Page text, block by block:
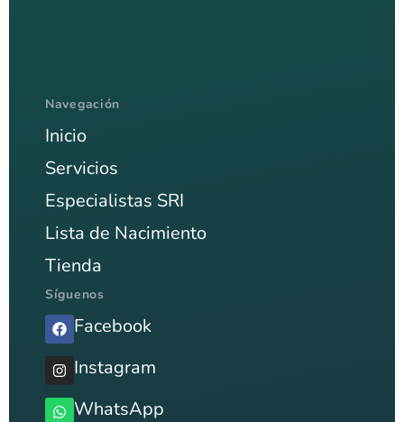
Navegación
Inicio
Servicios
Especialistas SRI
Lista de Nacimiento
Tienda
Síguenos
Facebook
Instagram
WhatsApp